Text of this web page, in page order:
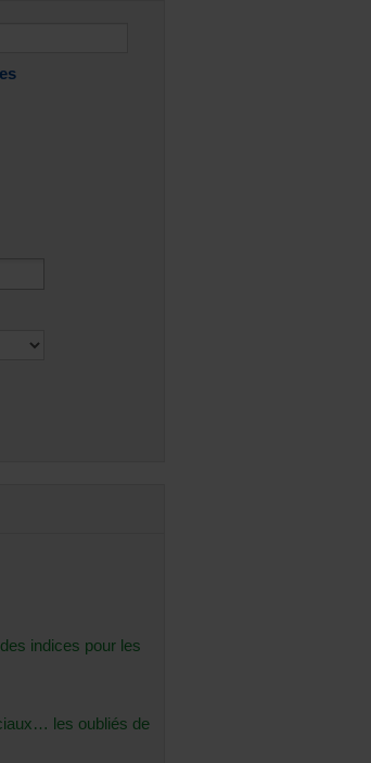
indices pour les
les oubliés de